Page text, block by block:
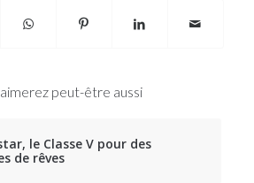
peut-être aussi
le Classe V pour des
de rêves